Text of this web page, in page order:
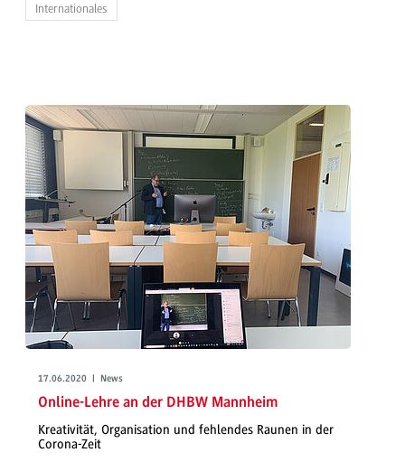
Internationales
17.06.2020 | News
Online-Lehre an der DHBW Mannheim
Kreativität, Organisation und fehlendes Raunen in der
Corona-Zeit